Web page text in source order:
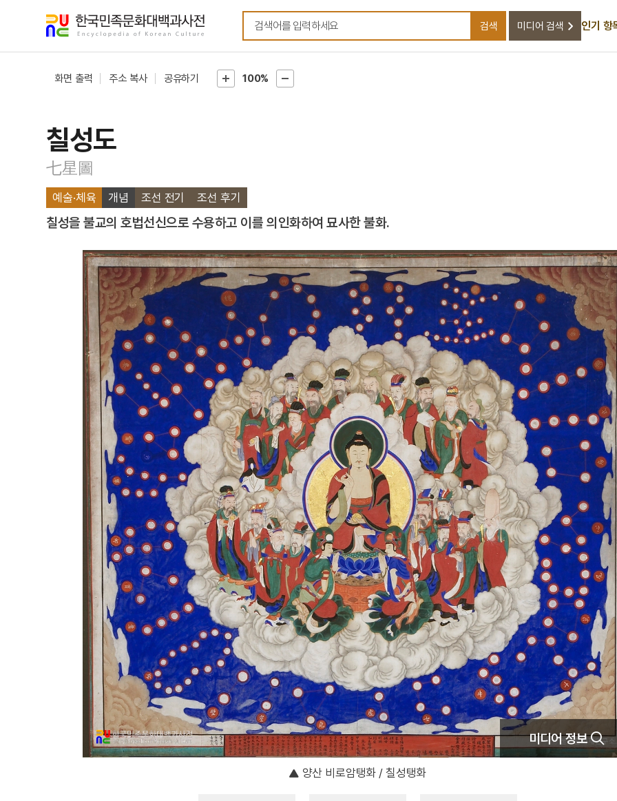
검색어를 입력하세요
검색 미디어 검색 인기 항
화면 출력 주소 복사 공유하기 100%
칠성도
七星圖
예술·체육 개념 조선 전기 조선 후기
칠성을 불교의 호법선신으로 수용하고 이를 의인화하여 묘사한 불화.
미디어 정보
양산 비로암탱화 / 칠성탱화